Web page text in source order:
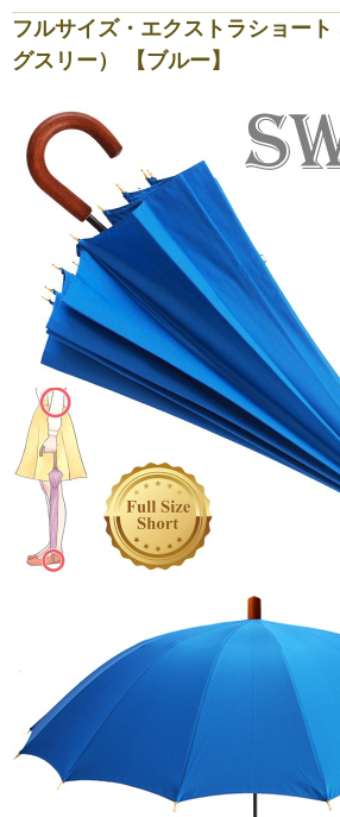
フルサイズ・エクストラショー
グスリー） 【ブルー】